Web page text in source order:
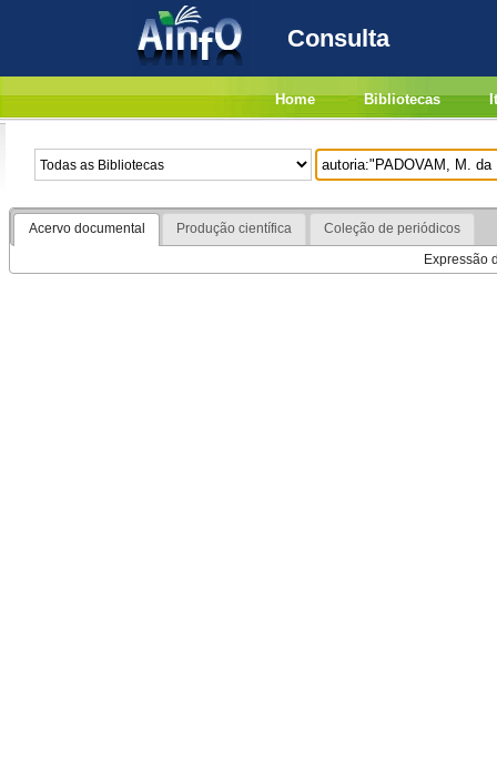
Consulta
Home Bibliotecas
Acervo documental Produção científica
Coleção de periódicos
Expressão